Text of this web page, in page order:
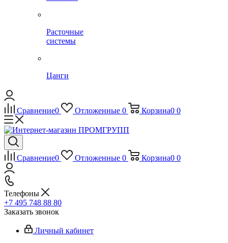
Расточные
системы
Цанги
Сравнение0 Отложенные 0 Корзина0 0
Сравнение0 Отложенные 0 Корзина0 0
Телефоны
+7 495 748 88 80
Заказать звонок
Личный кабинет